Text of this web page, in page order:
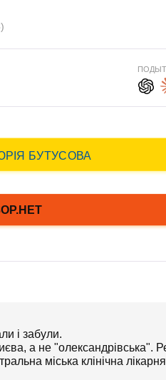
і забули.
а не "олександрівська".
міська клінічна